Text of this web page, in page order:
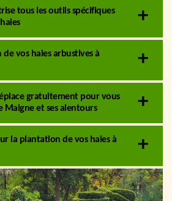
tous les outils spécifiques
vos haies arbustives à
gratuitement pour vous
Maigne et ses alentours
la plantation de vos haies à